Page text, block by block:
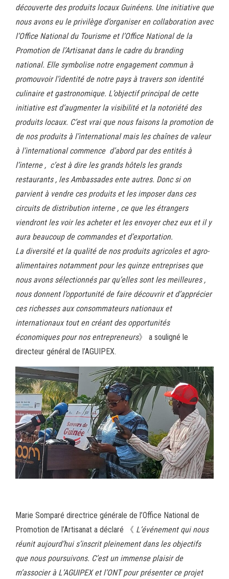
découverte des produits locaux Guinéens. Une initiative que
nous avons eu le privilège d’organiser en collaboration avec
l’Office National du Tourisme et l’Office National de la
Promotion de l’Artisanat dans le cadre du branding
national. Elle symbolise notre engagement commun à
promouvoir l’identité de notre pays à travers son identité
culinaire et gastronomique. L’objectif principal de cette
initiative est d’augmenter la visibilité et la notoriété des
produits locaux. C’est vrai que nous faisons la promotion de
de nos produits à l’international mais les chaînes de valeur
à l’international commence d’abord par des entités à
l’interne , c’est à dire les grands hôtels les grands
restaurants , les Ambassades ente autres. Donc si on
parvient à vendre ces produits et les imposer dans ces
circuits de distribution interne , ce que les étrangers
viendront les voir les acheter et les envoyer chez eux et il y
aura beaucoup de commandes et d’exportation.
La diversité et la qualité de nos produits agricoles et agro-
alimentaires notamment pour les quinze entreprises que
nous avons sélectionnés par qu’elles sont les meilleures ,
nous donnent l’opportunité de faire découvrir et d’apprécier
ces richesses aux consommateurs nationaux et
internationaux tout en créant des opportunités
économiques pour nos entrepreneurs》 a souligné le
directeur général de l’AGUIPEX.
Marie Somparé directrice générale de l’Office National de
Promotion de l’Artisanat a déclaré 《 L’événement qui nous
réunit aujourd’hui s’inscrit pleinement dans les objectifs
que nous poursuivons. C’est un immense plaisir de
m’associer à L’AGUIPEX et l’ONT pour présenter ce projet